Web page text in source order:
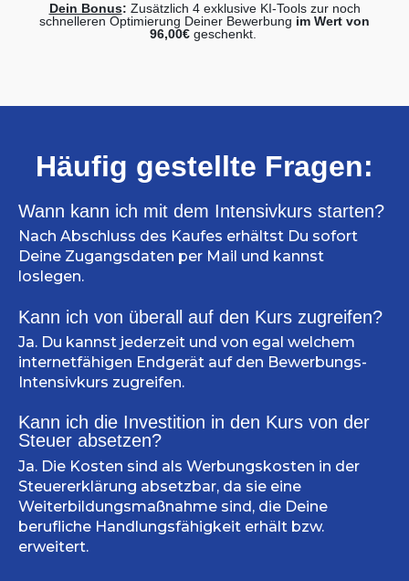
Dein Bonus: Zusätzlich 4 exklusive KI-Tools zur noch
schnelleren Optimierung Deiner Bewerbung im Wert von
96,00€geschenkt.
Häufig gestellte Fragen:
Wann kann ich mit dem Intensivkurs starten?
Nach Abschluss des Kaufes erhältst Du sofort
Deine Zugangsdaten per Mail und kannst
loslegen.
Kann ich von überall auf den Kurs zugreifen?
Ja. Du kannst jederzeit und von egal welchem
internetfähigen Endgerät auf den Bewerbungs-
Intensivkurs zugreifen.
Kann ich die Investition in den Kurs von der
Steuer absetzen?
Ja. Die Kosten sind als Werbungskosten in der
Steuererklärung absetzbar, da sie eine
Weiterbildungsmaßnahme sind, die Deine
berufliche Handlungsfähigkeit erhält bzw.
erweitert.